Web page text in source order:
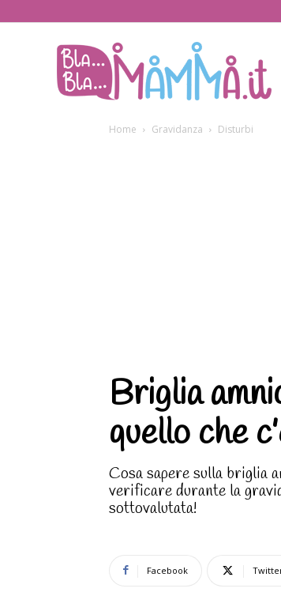
Home Gravidanza Disturbi
Briglia
quello che
Cosa sapere sulla briglia
verificare durante la
sottovalutata!
Facebook